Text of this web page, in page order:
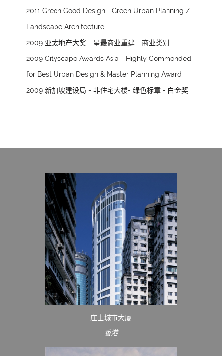
2011 Green Good Design - Green Urban Planning /
Landscape Architecture
2009 亚太地产大奖 - 星最商业重建 - 商业类别
2009 Cityscape Awards Asia - Highly Commended
for Best Urban Design & Master Planning Award
2009 新加坡建设局 - 非住宅大楼- 绿色标章 - 白金奖
庄士城市大厦
香港